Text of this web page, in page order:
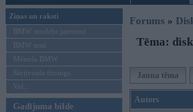
Ziņas un raksti
BMW modeļu jaunumi
BMW testi
Mēneša BMW
Sērijveida tūnings
Vel...
Gadījuma bilde
Forums »
Tēma:
Jauna tēma
Autors